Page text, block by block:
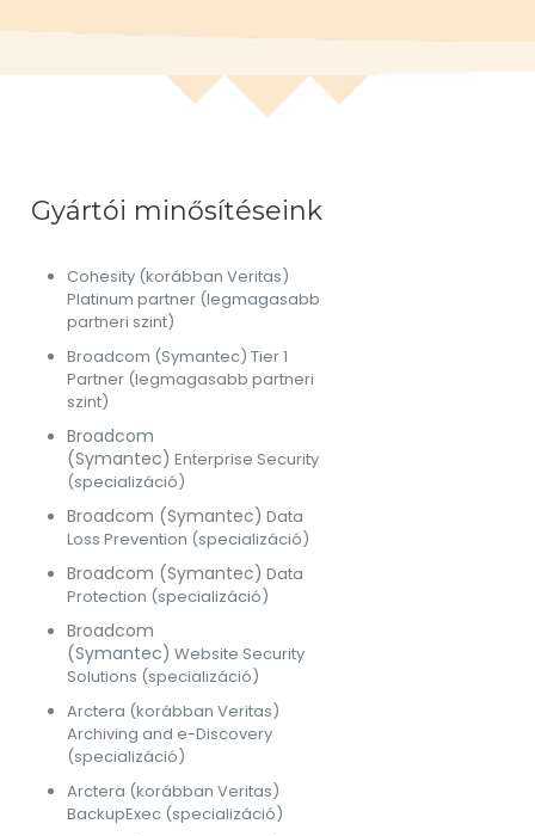
Gyártói minősítéseink
Cohesity (korábban Veritas)
Platinum partner (legmagasabb
partneri szint)
Broadcom (Symantec) Tier 1
Partner (legmagasabb partneri
szint)
Broadcom
(Symantec) Enterprise Security
(specializáció)
Broadcom (Symantec) Data
Loss Prevention (specializáció)
Broadcom (Symantec) Data
Protection (specializáció)
Broadcom
(Symantec) Website Security
Solutions (specializáció)
Arctera (korábban Veritas)
Archiving and e-Discovery
(specializáció)
Arctera (korábban Veritas)
BackupExec (specializáció)